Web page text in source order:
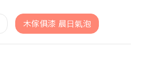
木傢俱漆 晨日氣泡